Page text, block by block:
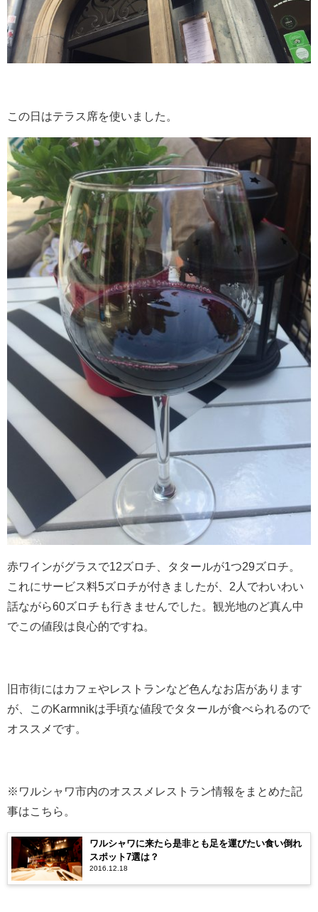
この日はテラス席を使いました。
赤ワインがグラスで12ズロチ、タタールが1つ29ズロチ。
これにサービス料5ズロチが付きましたが、2人でわいわい
話ながら60ズロチも行きませんでした。観光地のど真ん中
でこの値段は良心的ですね。
旧市街にはカフェやレストランなど色んなお店があります
が、このKarmnikは手頃な値段でタタールが食べられるので
オススメです。
※ワルシャワ市内のオススメレストラン情報をまとめた記
事はこちら。
ワルシャワに来たら是非とも足を運びたい食い倒れ
スポット7選は？
2016.12.18